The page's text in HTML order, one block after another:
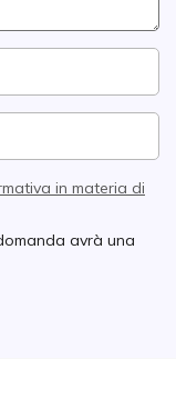
in materia di
avrà una